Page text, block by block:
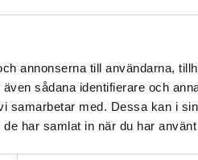
annonserna till användarna,
sådana identifierare och
samarbetar med. Dessa kan i
har samlat in när du har
Här ges nu möjlighet
välplanerade
nytt kök och två fina
ett härligt uterum som
sommarsäsongen.